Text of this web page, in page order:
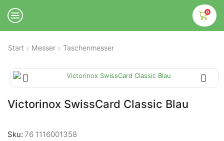
0
Start Messer Taschenmesser
Victorinox SwissCard Classic Blau
Sku: 76 1116001358